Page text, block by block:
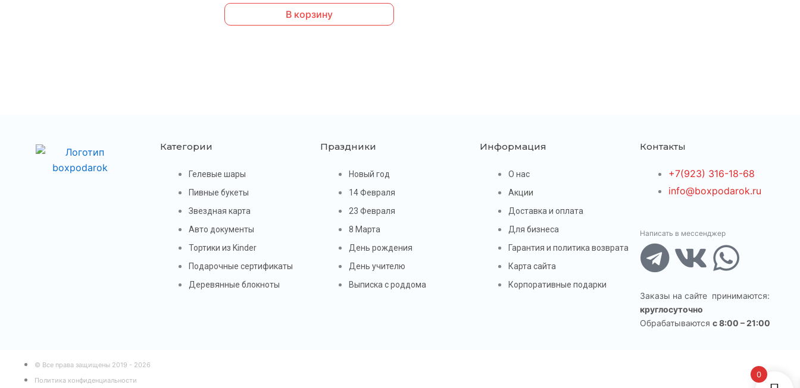
В корзину
Категории
Гелевые шары
Пивные букеты
Звездная карта
Авто документы
Тортики из Kinder
Подарочные сертификаты
Деревянные блокноты
Праздники
Новый год
14 Февраля
23 Февраля
8 Марта
День рождения
День учителю
Выписка с роддома
Информация
О нас
Акции
Доставка и оплата
Для бизнеса
Гарантия и политика возврата
Карта сайта
Корпоративные подарки
Контакты
+7(923) 316-18-68
info@boxpodarok.ru
Написать в мессенджер
T
e
l
V
k
W
h
a
Заказы на сайте принимаются:
круглосуточно
Обрабатываютсяc 8:00 – 21:00
© Все права защищены 2019 - 2026
Политика конфиденциальности
0